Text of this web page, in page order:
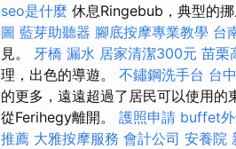
seo是什麼 休息Ringebub，典型的挪
圖 藍芽助聽器 腳底按摩專業教學 台
見。 牙橋 漏水 居家清潔300元 苗栗
理，出色的導遊。 不鏽鋼洗手台 台
的更多，遠遠超過了居民可以使用的
從Ferihegy離開。 護照申請 buffet
推薦 大雅按摩服務 會計公司 安養院